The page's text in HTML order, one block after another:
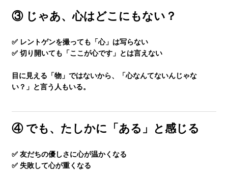
会員専用
③ じゃあ、心はどこにもない？
✅ レントゲンを撮っても「心」は写らない
✅ 切り開いても「ここが心です」とは言えない
目に見える「物」ではないから、「心なんてないんじゃな
い？」と言う人もいる。
④ でも、たしかに「ある」と感じる
✅ 友だちの優しさに心が温かくなる
✅ 失敗して心が重くなる